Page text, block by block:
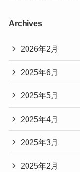
Archives
2026年2月
2025年6月
2025年5月
2025年4月
2025年3月
2025年2月